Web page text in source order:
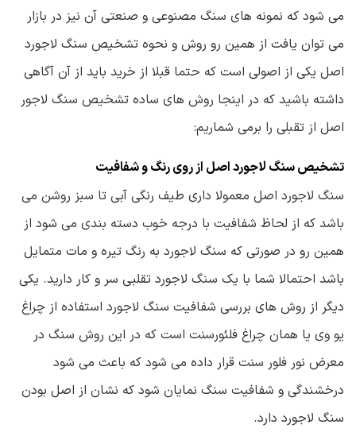
می شود که نمونه های سنگ مصنوعی و صنعتی آن نیز در بازار
می توان یافت از همین رو روش و نحوه تشخیص سنگ لاجورد
اصل یکی از اصولی است که حتما قبلا از خرید باید از آن آگاهی
داشته باشید که در اینجا روش های ساده تشخیص سنگ لاجور
اصل از تقبلی را برمی شماریم:
تشخیص سنگ لاجورد اصل از روی رنگ و شفافیت
سنگ لاجورد اصل معمولا داری طیف رنگی آبی تا سبز روشن می
باشد که از لحاظ شفافیت با درجه خوب دسته بندی می شود از
همین رو در صورتی که سنگ لاجورد به رنگ تیره و مات متمایل
باشد احتمالا شما با یک سنگ لاجورد تقلبی سر و کار دارید. یکی
دیگر از روش های بررسی شفافیت سنگ لاجورد استفاده از چراغ
یو وی یا همان چراغ فلئورسنت است که در این روش سنگ در
معرض نور فلور سنت قرار داده می شود که باعث می شود
درخشندگی و شفافیت سنگ نمایان شود که نشان از اصل بودن
سنگ لاجورد دارد.